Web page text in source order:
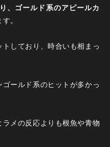
、ゴールド系のアピールカ
。
しており、時合いも相まっ
ールド系のヒットが多かっ
メの反応よりも根魚や青物